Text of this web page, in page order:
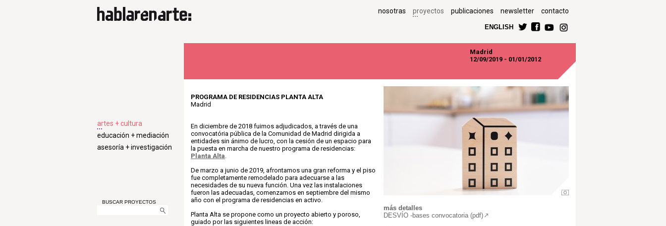
nosotras proyectos publicaciones newsletter contacto
ENGLISH
artes + cultura
educación + mediación
asesoría + investigación
BUSCAR PROYECTOS
Madrid
12/09/2019 - 01/01/2012
PROGRAMA DE RESIDENCIAS PLANTA ALTA
Madrid
En diciembre de 2018 fuimos adjudicados, a través de una
convocatória pública de la Comunidad de Madrid dirigida a
entidades sin ánimo de lucro, con la cesión de un espacio para
la puesta en marcha de nuestro programa de residencias:
Planta Alta.
De marzo a junio de 2019, afrontamos una gran reforma y el piso
fue completamente remodelado para adecuarse a las
necesidades de su nueva función. Una vez las instalaciones
fueron las adecuadas, comenzamos en septiembre del mismo
año con el programa de residencias en activo.
Planta Alta se propone como un proyecto abierto y poroso,
guiado por las siguientes lineas de acción:
más detalles
DESVÍO -bases convocatoria (pdf)